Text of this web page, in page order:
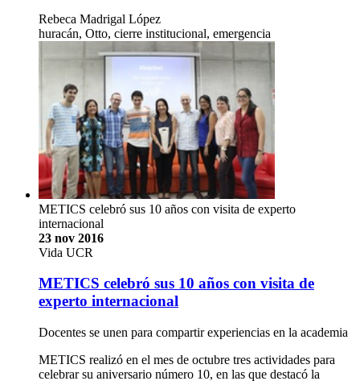
Rebeca Madrigal López
huracán, Otto, cierre institucional, emergencia
METICS celebró sus 10 años con visita de experto
internacional
23 nov 2016
Vida UCR
METICS celebró sus 10 años con visita de
experto internacional
Docentes se unen para compartir experiencias en la academia
METICS realizó en el mes de octubre tres actividades para
celebrar su aniversario número 10, en las que destacó la